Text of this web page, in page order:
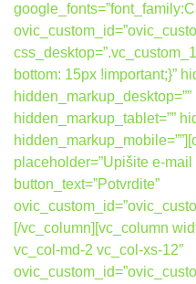
bottom: 15px !important;}”
hidden_markup_tablet=””
placeholder=”Upišite e-
button_text=”Potvrdite”
[/vc_column][vc_column
vc_col-md-2 vc_col-xs-12″